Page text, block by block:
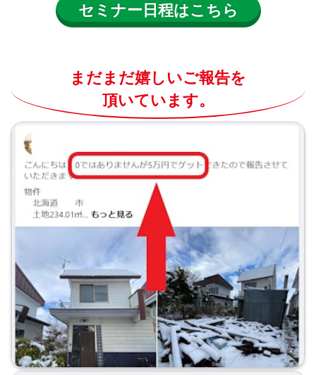
セミナー日程はこちら
まだまだ嬉しいご報告を
頂いています。